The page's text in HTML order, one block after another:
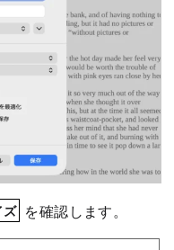
ズ を確認します。